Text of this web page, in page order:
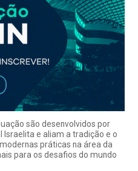
são desenvolvidos por
Israelita e aliam a tradição e o
práticas na área da
para os desafios do mundo